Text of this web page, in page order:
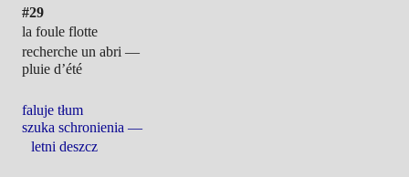
#29
la foule flotte
recherche un abri —
pluie d’été
faluje tłum
szuka schronienia —
letni deszcz